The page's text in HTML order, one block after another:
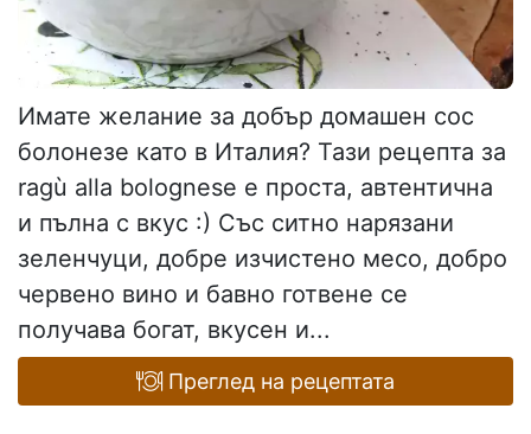
Имате желание за добър домашен сос
болонезе като в Италия? Тази рецепта за
ragù alla bolognese е проста, автентична
и пълна с вкус :) Със ситно нарязани
зеленчуци, добре изчистено месо, добро
червено вино и бавно готвене се
получава богат, вкусен и...
Преглед на рецептата